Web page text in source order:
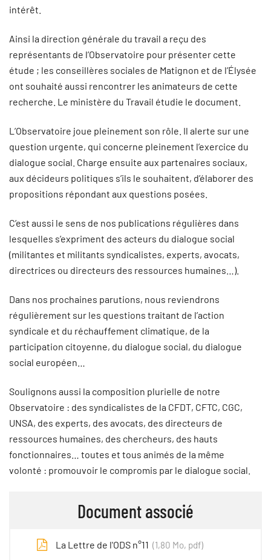
intérêt.
Ainsi la direction générale du travail a reçu des
représentants de l’Observatoire pour présenter cette
étude ; les conseillères sociales de Matignon et de l’Élysée
ont souhaité aussi rencontrer les animateurs de cette
recherche. Le ministère du Travail étudie le document.
L’Observatoire joue pleinement son rôle. Il alerte sur une
question urgente, qui concerne pleinement l’exercice du
dialogue social. Charge ensuite aux partenaires sociaux,
aux décideurs politiques s’ils le souhaitent, d’élaborer des
propositions répondant aux questions posées.
C’est aussi le sens de nos publications régulières dans
lesquelles s’expriment des acteurs du dialogue social
(militantes et militants syndicalistes, experts, avocats,
directrices ou directeurs des ressources humaines…).
Dans nos prochaines parutions, nous reviendrons
régulièrement sur les questions traitant de l’action
syndicale et du réchauffement climatique, de la
participation citoyenne, du dialogue social, du dialogue
social européen…
Soulignons aussi la composition plurielle de notre
Observatoire : des syndicalistes de la CFDT, CFTC, CGC,
UNSA, des experts, des avocats, des directeurs de
ressources humaines, des chercheurs, des hauts
fonctionnaires… toutes et tous animés de la même
volonté : promouvoir le compromis par le dialogue social.
Document associé
La Lettre de l'ODS n°11 1,80 Mo, pdf